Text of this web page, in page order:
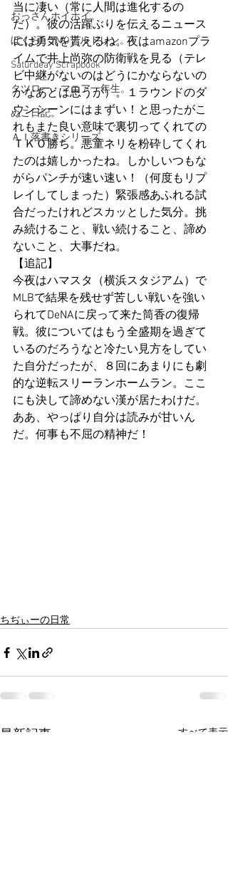
おっさんホイホイ。
ぼくら、YMOチルドレン。
Saturdeay Scrapbook
タツロー・マニア一年生。
ぬこ日記。
ＡＩ落書きシリーズ。
当に凄い（常に人間は進化するの
だ）。彼の活躍ぶりを伝えるニュース
には勇気を貰えるね。夜はamazonプラ
イムで井上尚弥の防衛戦を見る（テレ
ビ中継がないのはどうにかならないの
かなあとは思うが）。１ラウンドのダ
ウンシーンにはまずい！と思ったがこ
れもまた良い意味で裏切ってくれての
ＴＫＯ勝ち。悪童ネリを粉砕してくれ
たのは嬉しかったね。しかしいつもな
がらパンチが速い速い！（何度もリプ
レイしてしまった）緊張感あふれる試
合だったけれどスカッとした気分。挑
み続けること、戦い続けること、諦め
ないこと、大事だね。
【追記】
今夜はハマスタ（横浜スタジアム）で
MLBで結果を残せず苦しい戦いを強い
られてDeNAに戻って来た筒香の復帰
戦。彼についてはもう全盛期を過ぎて
いるのだろうなと冷たい見方をしてい
た自分だったが、８回にあまりにも劇
的な逆転スリーランホームラン。ここ
にも決して諦めない漢が居たわけだ。
ああ、やっぱり自分は読みが甘いん
だ。何事も不屈の精神だ！
ちぢぃーの日常
最新記事 すべて表示